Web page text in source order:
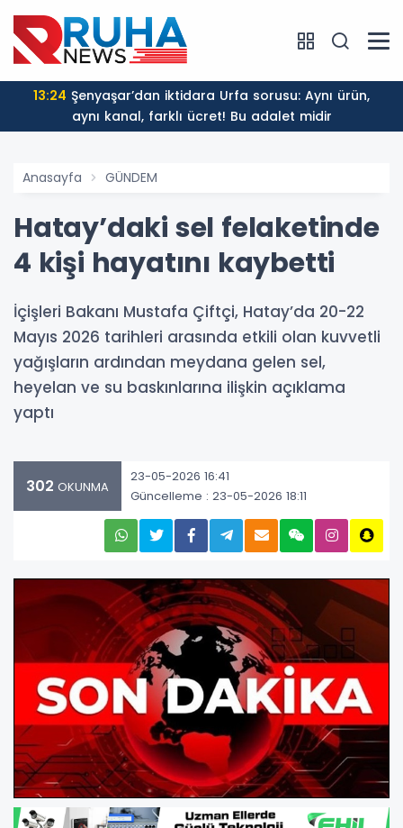
13:24
aynı kanal, farklı ücret! Bu adalet midir
Anasayfa GÜNDEM
Hatay’daki sel felaketinde
4 kişi hayatını kaybetti
İçişleri Bakanı Mustafa Çiftçi, Hatay’da 20-22
Mayıs 2026 tarihleri arasında etkili olan kuvvetli
yağışların ardından meydana gelen sel,
heyelan ve su baskınlarına ilişkin açıklama
yaptı
302 OKUNMA
23-05-2026 16:41
Güncelleme : 23-05-2026 18:11